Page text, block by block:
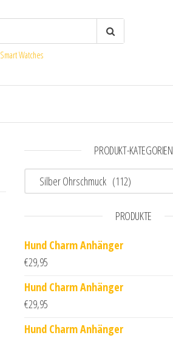
Smart Watches
PRODUKT-KATEGORIEN
Silber Ohrschmuck (112)
PRODUKTE
Hund Charm Anhänger
€29,95
Hund Charm Anhänger
€29,95
Hund Charm Anhänger